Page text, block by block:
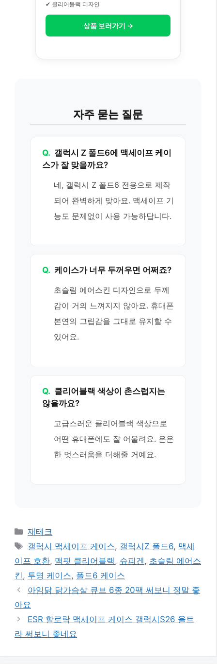
✔ 클리어블랙 디자인
상품 보러가기 →
자주 묻는 질문
Q. 갤럭시 Z 폴드6에 맥세이프 케이
스가 잘 맞을까요?
네, 갤럭시 Z 폴드6 전용으로 제작
되어 완벽하게 맞아요. 맥세이프 기
능도 문제없이 사용 가능하답니다.
Q. 케이스가 너무 두꺼우면 어쩌죠?
초슬림 에어스킨 디자인으로 두께
감이 거의 느껴지지 않아요. 휴대폰
본연의 그립감을 그대로 유지할 수
있어요.
Q. 클리어블랙 색상이 촌스럽지는
않을까요?
고급스러운 클리어블랙 색상으로
어떤 휴대폰에도 잘 어울려요. 은은
한 멋스러움을 더해줄 거예요.
카
테
리
재테크
태
그
갤럭시 맥세이프 케이스, 갤럭시Z 폴드6, 맥세
이프 호환, 맥핏 클리어블랙, 슈피겐, 초슬림 에어스
킨, 투명 케이스, 폴드6 케이스
아임닭 닭가슴살 큐브 6종 20팩 써보니 정말 좋
아요
ESR 할로락 맥세이프 케이스 갤럭시S26 울트
라 써보니 좋네요